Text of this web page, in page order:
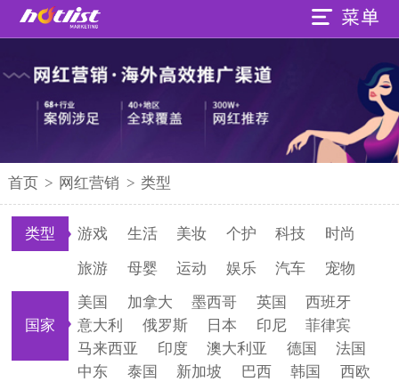
首页 > 网红营销 > 类型
类型 游戏 生活 美妆 个护 科技 时尚
旅游 母婴 运动 娱乐 汽车 宠物
国家
美国 加拿大 墨西哥 英国
西班牙
意大利
俄罗斯 日本 印尼
菲律宾
马来西亚
印度 澳大利亚 德国
法国
中东
泰国 新加坡 巴西 韩国 西欧